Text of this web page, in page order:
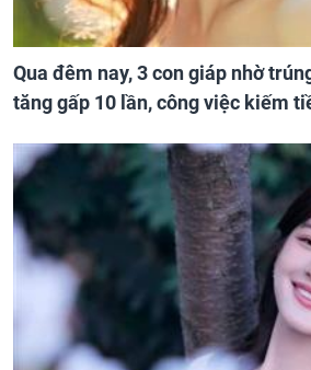
Qua đêm nay, 3 con giáp nhờ
tăng gấp 10 lần, công việc kiếm